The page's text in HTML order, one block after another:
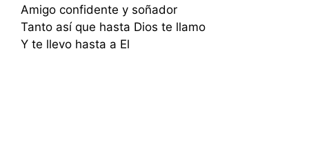
Amigo confidente y soñador
Tanto así que hasta Dios te llamo
Y te llevo hasta a El